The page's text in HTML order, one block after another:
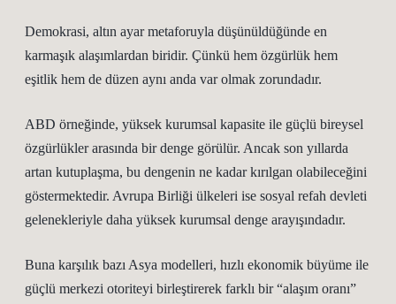
Demokrasi, altın ayar metaforuyla düşünüldüğünde en
karmaşık alaşımlardan biridir. Çünkü hem özgürlük hem
eşitlik hem de düzen aynı anda var olmak zorundadır.
ABD örneğinde, yüksek kurumsal kapasite ile güçlü bireysel
özgürlükler arasında bir denge görülür. Ancak son yıllarda
artan kutuplaşma, bu dengenin ne kadar kırılgan olabileceğini
göstermektedir. Avrupa Birliği ülkeleri ise sosyal refah devleti
gelenekleriyle daha yüksek kurumsal denge arayışındadır.
Buna karşılık bazı Asya modelleri, hızlı ekonomik büyüme ile
güçlü merkezi otoriteyi birleştirerek farklı bir “alaşım oranı”